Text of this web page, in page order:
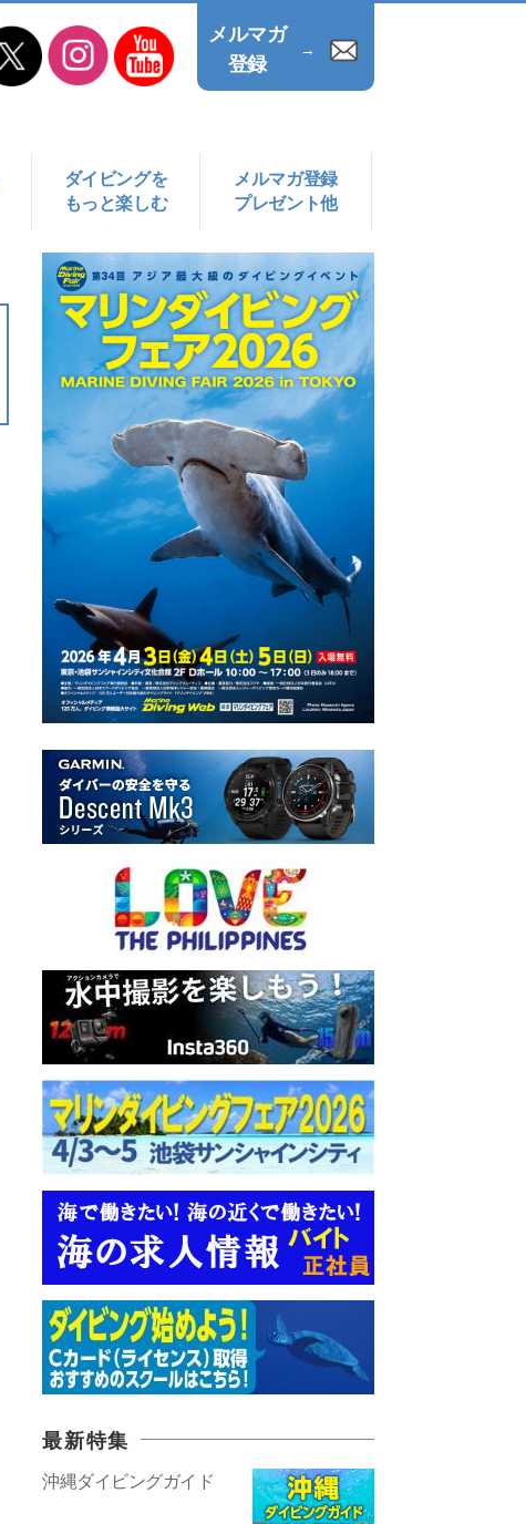
ダイビングを
もっと楽しむ
メルマガ登録
プレゼント他
メルマガ
登録
→
最新特集
沖縄ダイビングガイド